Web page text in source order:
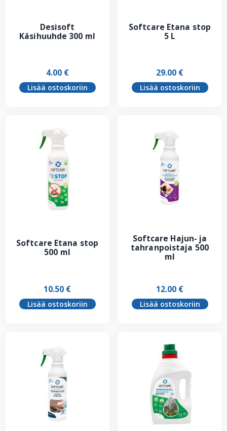
Desisoft
Käsihuuhde 300 ml
4.00 €
Lisää ostoskoriin
Softcare Etana stop
5 L
29.00 €
Lisää ostoskoriin
Softcare Etana stop
500 ml
10.50 €
Lisää ostoskoriin
Softcare Hajun- ja
tahranpoistaja 500
ml
12.00 €
Lisää ostoskoriin